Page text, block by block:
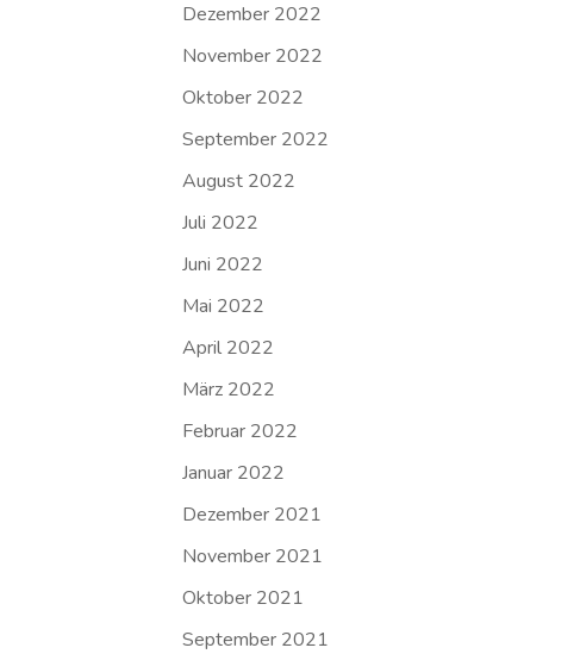
Dezember 2022
November 2022
Oktober 2022
September 2022
August 2022
Juli 2022
Juni 2022
Mai 2022
April 2022
März 2022
Februar 2022
Januar 2022
Dezember 2021
November 2021
Oktober 2021
September 2021